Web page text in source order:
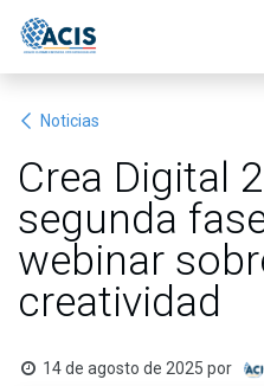
Noticias
Crea Digital
segunda
webinar
creatividad
14 de agosto de 2025 por